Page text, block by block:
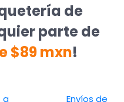
de
parte de
$89 mxn!
a
Envíos de